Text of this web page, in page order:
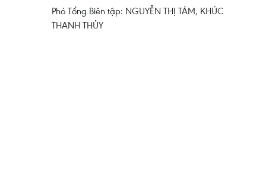
Phó Tổng Biên tập: NGUYỄN THỊ TÁM, KHÚC
THANH THỦY